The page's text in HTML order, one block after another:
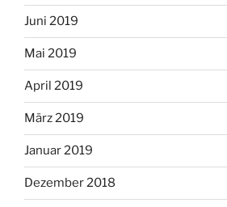
Juni 2019
Mai 2019
April 2019
März 2019
Januar 2019
Dezember 2018